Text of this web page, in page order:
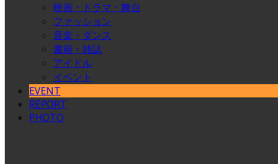
映画・ドラマ・舞台
ファッション
音楽・ダンス
書籍・雑誌
アイドル
イベント
EVENT
REPORT
PHOTO